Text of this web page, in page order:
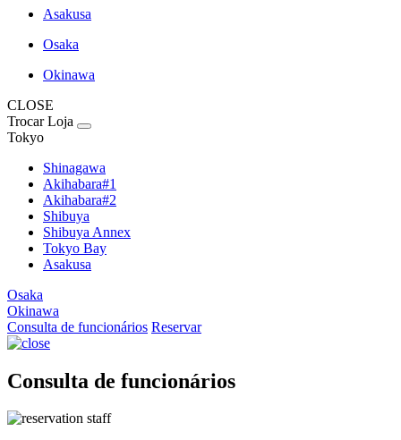
Asakusa
Osaka
Okinawa
CLOSE
Trocar Loja
Tokyo
Shinagawa
Akihabara#1
Akihabara#2
Shibuya
Shibuya Annex
Tokyo Bay
Asakusa
Osaka
Okinawa
Consulta de funcionários Reservar
Consulta de funcionários